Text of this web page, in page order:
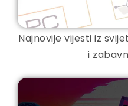
Najnovije vijesti iz
i